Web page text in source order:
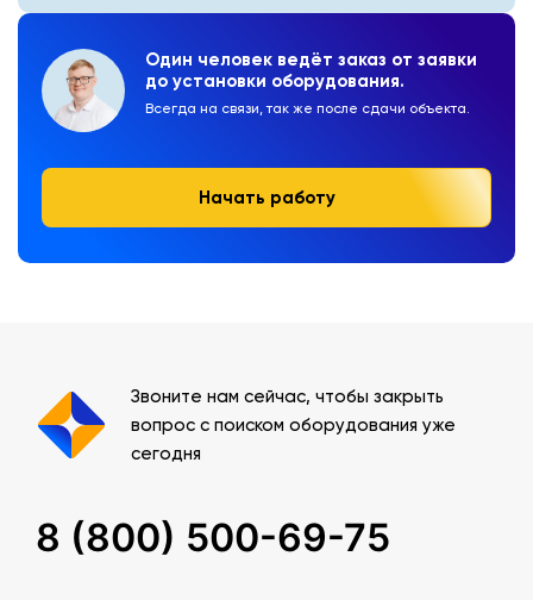
Один человек ведёт заказ от заявки
до установки оборудования.
Всегда на связи, так же после сдачи объекта.
Начать работу
Звоните нам сейчас, чтобы закрыть
вопрос с поиском оборудования уже
сегодня
8 (800) 500-69-75